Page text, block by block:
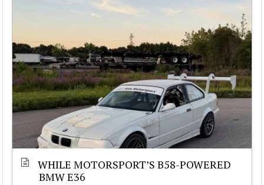
WHILE MOTORSPORT’S B58-POWERED
BMW E36